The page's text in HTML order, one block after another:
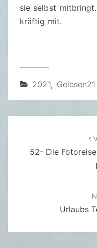
sie selbst
kräftig mit.
2021, Gelesen21
52- Die
Urlaubs